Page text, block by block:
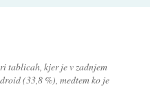
tablicah, kjer je v zadnjem
(33,8 %), medtem ko je